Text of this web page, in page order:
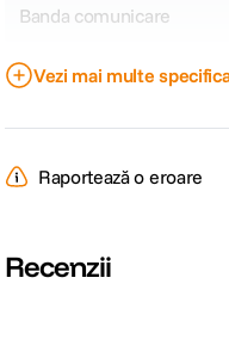
Banda comunicare
Tip transmitator
Alimentare
DETALII PRODUCATOR
Vezi mai multe
Raportează o eroare
Recenzii